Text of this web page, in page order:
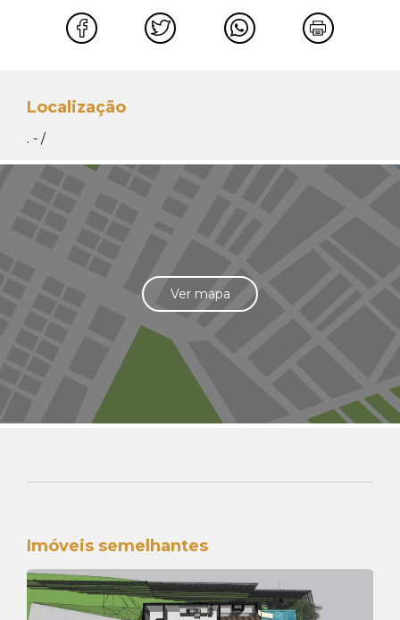
Localização
. - /
Ver mapa
Imóveis semelhantes